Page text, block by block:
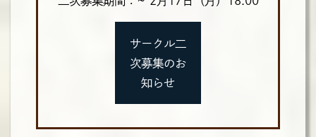
サークル二
次募集のお
知らせ